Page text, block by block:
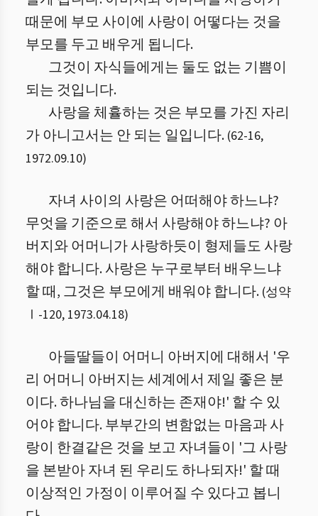
때문에 부모 사이에 사랑이 어떻다는 것을
부모를 두고 배우게 됩니다.
그것이 자식들에게는 둘도 없는 기쁨이
되는 것입니다.
사랑을 체휼하는 것은 부모를 가진 자리
가 아니고서는 안 되는 일입니다. (62-16,
1972.09.10)
자녀 사이의 사랑은 어떠해야 하느냐?
무엇을 기준으로 해서 사랑해야 하느냐? 아
버지와 어머니가 사랑하듯이 형제들도 사랑
해야 합니다. 사랑은 누구로부터 배우느냐
할 때, 그것은 부모에게 배워야 합니다. (성약
Ⅰ -120, 1973.04.18)
아들딸들이 어머니 아버지에 대해서 '우
리 어머니 아버지는 세계에서 제일 좋은 분
이다. 하나님을 대신하는 존재야!' 할 수 있
어야 합니다. 부부간의 변함없는 마음과 사
랑이 한결같은 것을 보고 자녀들이 '그 사랑
을 본받아 자녀 된 우리도 하나되자!' 할 때
이상적인 가정이 이루어질 수 있다고 봅니